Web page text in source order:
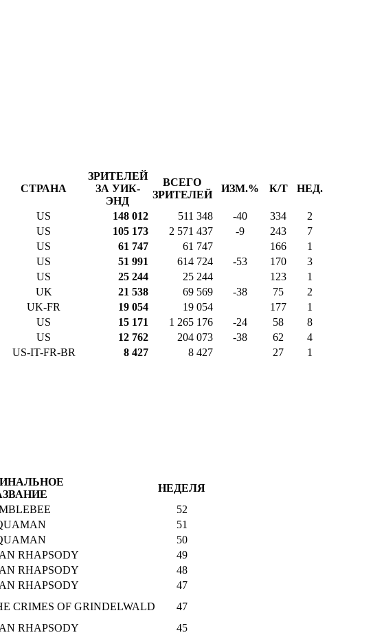
СТРАНА
ЗРИТЕЛЕЙ
ЗА УИК-
ЭНД
ВСЕГО
ЗРИТЕЛЕЙ
ИЗМ.% К/Т НЕД.
US 148 012 511 348 -40 334
2
US 105 173 2 571 437 -9 243
7
US 61 747 61 747 166
1
US 51 991 614 724 -53 170
3
US 25 244 25 244 123
1
UK 21 538 69 569 -38 75
2
UK-FR 19 054 19 054 177
1
US 15 171 1 265 176 -24 58
8
US 12 762 204 073 -38 62
4
US-IT-FR-BR 8 427 8 427 27
1
НЕДЕЛЯ
52
51
50
RHAPSODY
49
RHAPSODY
48
RHAPSODY
47
CRIMES OF GRINDELWALD
47
RHAPSODY
45